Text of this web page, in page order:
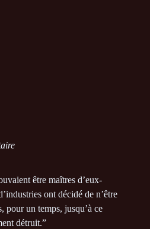
être maîtres d’eux-
ont décidé de n’être
pour un temps, jusqu’à ce
détruit.”